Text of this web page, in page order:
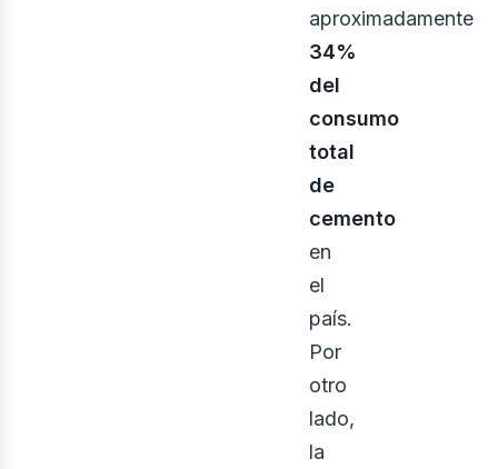
aproximadamente
34%
del
consumo
total
de
cemento
en
el
país.
Por
otro
lado,
la